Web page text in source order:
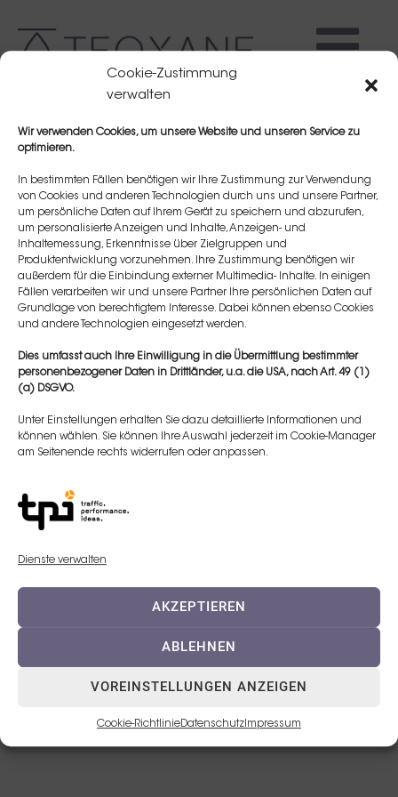
Cookie-Zustimmung
verwalten
Wir verwenden Cookies, um unsere Website und unseren Service zu
optimieren.
In bestimmten Fällen benötigen wir Ihre Zustimmung zur Verwendung
von Cookies und anderen Technologien durch uns und unsere Partner,
um persönliche Daten auf Ihrem Gerät zu speichern und abzurufen,
um personalisierte Anzeigen und Inhalte, Anzeigen- und
Inhaltemessung, Erkenntnisse über Zielgruppen und
Produktentwicklung vorzunehmen. Ihre Zustimmung benötigen wir
außerdem für die Einbindung externer Multimedia- Inhalte. In einigen
Fällen verarbeiten wir und unsere Partner Ihre persönlichen Daten auf
Grundlage von berechtigtem Interesse. Dabei können ebenso Cookies
und andere Technologien eingesetzt werden.
Dies umfasst auch Ihre Einwilligung in die Übermittlung bestimmter
personenbezogener Daten in Drittländer, u.a. die USA, nach Art. 49 (1)
(a) DSGVO.
Unter Einstellungen erhalten Sie dazu detaillierte Informationen und
können wählen. Sie können Ihre Auswahl jederzeit im Cookie-Manager
am Seitenende rechts widerrufen oder anpassen.
Dienste verwalten
AKZEPTIEREN
ABLEHNEN
VOREINSTELLUNGEN ANZEIGEN
Cookie-RichtlinieDatenschutz Impressum
Melanie
E-Mail:
Telefon: